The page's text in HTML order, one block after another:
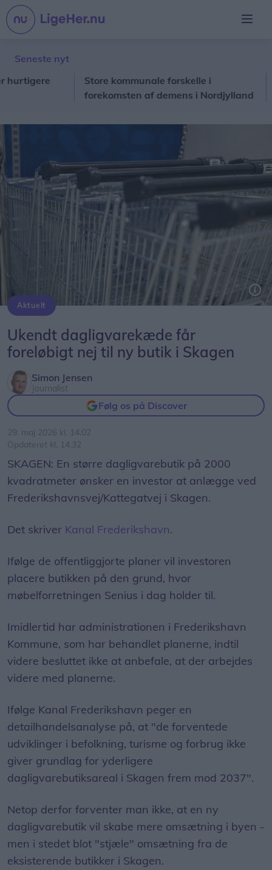
Seneste nyt
Store kommunale forskelle i
forekomsten af demens i Nordjylland
Aktuelt
Ukendt dagligvarekæde får
foreløbigt nej til ny butik i Skagen
Simon Jensen
Journalist
Følg os på Discover
29. maj 2026 kl. 14.02
Opdateret kl. 14.32
SKAGEN: En større dagligvarebutik på 2000
kvadratmeter ønsker en investor at anlægge ved
Frederikshavnsvej/Kattegatvej i Skagen.
Det skriver Kanal Frederikshavn.
Ifølge de offentliggjorte planer vil investoren
placere butikken på den grund, hvor
møbelforretningen Senius i dag holder til.
Imidlertid har administrationen i Frederikshavn
Kommune, som har behandlet planerne, indtil
videre besluttet ikke at anbefale, at der arbejdes
videre med planerne.
Ifølge Kanal Frederikshavn peger en
detailhandelsanalyse på, at "de forventede
udviklinger i befolkning, turisme og forbrug ikke
giver grundlag for yderligere
dagligvarebutiksareal i Skagen frem mod 2037".
Netop derfor forventer man ikke, at en ny
dagligvarebutik vil skabe mere omsætning i byen -
men i stedet blot "stjæle" omsætning fra de
eksisterende butikker i Skagen.